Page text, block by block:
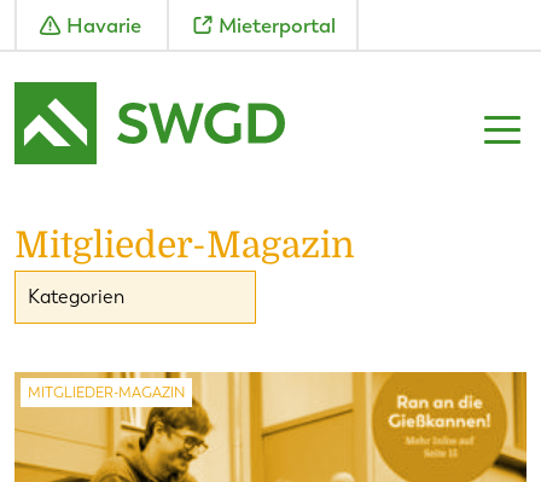
Havarie Mieterportal
Mitglieder-Magazin
Kategorien
MITGLIEDER-MAGAZIN